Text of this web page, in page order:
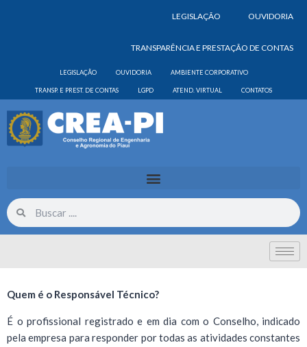
LEGISLAÇÃO OUVIDORIA
TRANSPARÊNCIA E PRESTAÇÃO DE CONTAS
LEGISLAÇÃO OUVIDORIA AMBIENTE CORPORATIVO
TRANSP. E PREST. DE CONTAS LGPD ATEND. VIRTUAL CONTATOS
Quem é o Responsável Técnico?
É o profissional registrado e em dia com o Conselho, indicado
pela empresa para responder por todas as atividades constantes